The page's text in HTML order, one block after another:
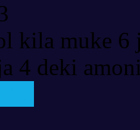
kila muke
4 deki